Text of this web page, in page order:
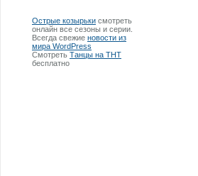
Острые козырьки смотреть
онлайн все сезоны и серии.
Всегда свежие новости из
мира WordPress
Смотреть Танцы на ТНТ
бесплатно